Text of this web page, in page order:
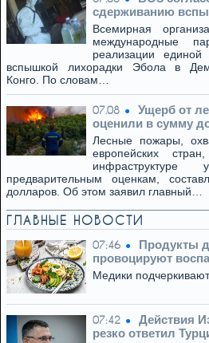
сдерживанию
Всемирная
международные
реализации
вспышкой лихорадки Эбола в
Конго. По словам…
07.08
Ущерб от
оценили в сумму
Лесные пожары,
европейских
предварительным оценкам,
долларов. Об этом заявил главный…
ГЛАВНЫЕ НОВОСТИ
07:46
Продукты
провоцируют
Медики
07:42
Действия
резко ответил